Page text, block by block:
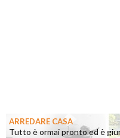
ARREDARE CASA
Tutto è ormai pronto ed è